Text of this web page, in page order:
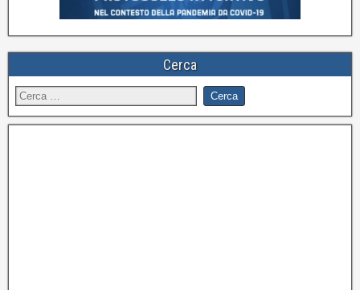
Cerca